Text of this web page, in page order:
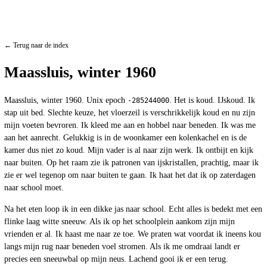
← Terug naar de index
Maassluis, winter 1960
Maassluis, winter 1960. Unix epoch -285244000. Het is koud. IJskoud. Ik
stap uit bed. Slechte keuze, het vloerzeil is verschrikkelijk koud en nu zijn
mijn voeten bevroren. Ik kleed me aan en hobbel naar beneden. Ik was me
aan het aanrecht. Gelukkig is in de woonkamer een kolenkachel en is de
kamer dus niet zo koud. Mijn vader is al naar zijn werk. Ik ontbijt en kijk
naar buiten. Op het raam zie ik patronen van ijskristallen, prachtig, maar ik
zie er wel tegenop om naar buiten te gaan. Ik haat het dat ik op zaterdagen
naar school moet.
Na het eten loop ik in een dikke jas naar school. Echt alles is bedekt met een
flinke laag witte sneeuw. Als ik op het schoolplein aankom zijn mijn
vrienden er al. Ik haast me naar ze toe. We praten wat voordat ik ineens kou
langs mijn rug naar beneden voel stromen. Als ik me omdraai landt er
precies een sneeuwbal op mijn neus. Lachend gooi ik er een terug.